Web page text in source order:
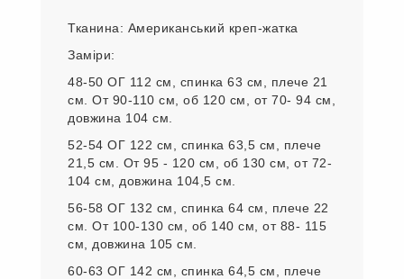
Тканина: Американський креп-жатка
Заміри:
48-50 ОГ 112 см, спинка 63 см, плече 21
см. От 90-110 см, об 120 см, от 70- 94 см,
довжина 104 см.
52-54 ОГ 122 см, спинка 63,5 см, плече
21,5 см. От 95 - 120 см, об 130 см, от 72-
104 см, довжина 104,5 см.
56-58 ОГ 132 см, спинка 64 см, плече 22
см. От 100-130 см, об 140 см, от 88- 115
см, довжина 105 см.
60-63 ОГ 142 см, спинка 64,5 см, плече